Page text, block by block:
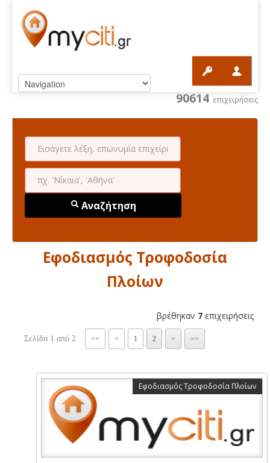
90614 επιχειρήσεις
Αναζήτηση
Εφοδιασμός Τροφοδοσία
Πλοίων
βρέθηκαν 7 επιχειρήσεις
Σελίδα 1 από 2 << < 1 2 > >>
Εφοδιασμός Τροφοδοσία Πλοίων